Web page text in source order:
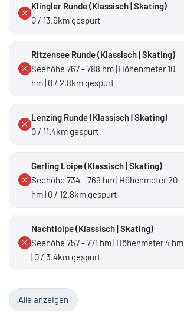
Klingler Runde (Klassisch | Skating)
0 / 13.6km gespurt
Ritzensee Runde (Klassisch | Skating)
Seehöhe 767 - 788 hm | Höhenmeter 10
hm | 0 / 2.8km gespurt
Lenzing Runde (Klassisch | Skating)
0 / 11.4km gespurt
Gerling Loipe (Klassisch | Skating)
Seehöhe 734 - 769 hm | Höhenmeter 20
hm | 0 / 12.8km gespurt
Nachtloipe (Klassisch | Skating)
Seehöhe 757 - 771 hm | Höhenmeter 4 hm
| 0 / 3.4km gespurt
Alle anzeigen